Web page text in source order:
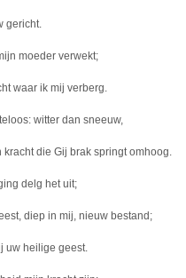
gericht.
moeder verwekt;
waar ik mij verberg.
witter dan sneeuw,
die Gij brak springt omhoog.
delg het uit;
diep in mij, nieuw bestand;
uw heilige geest.